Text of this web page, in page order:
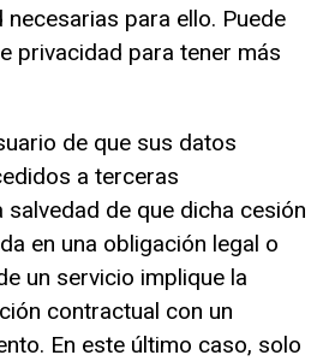
para ello. Puede
privacidad para tener más
de que sus datos
a terceras
de que dicha cesión
en una obligación legal o
un servicio implique la
contractual con un
En este último caso, solo